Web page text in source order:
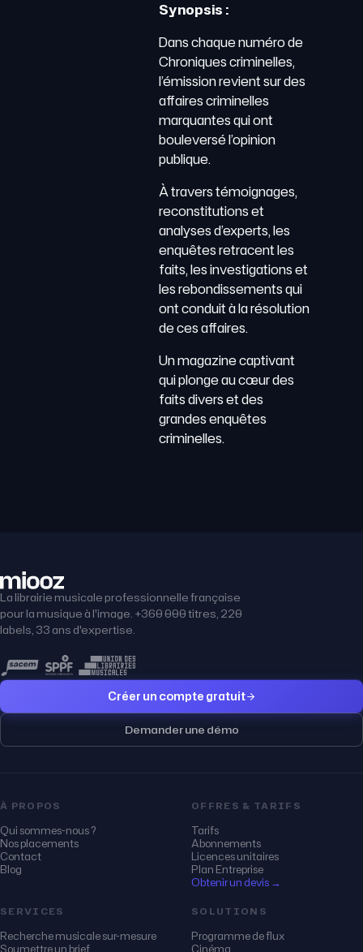
Synopsis :
Dans chaque numéro de
Chroniques criminelles,
l’émission revient sur des
affaires criminelles
marquantes qui ont
bouleversé l’opinion
publique.
À travers témoignages,
reconstitutions et
analyses d’experts, les
enquêtes retracent les
faits, les investigations et
les rebondissements qui
ont conduit à la résolution
de ces affaires.
Un magazine captivant
qui plonge au cœur des
faits divers et des
grandes enquêtes
criminelles.
La librairie musicale professionnelle française
pour la musique à l'image. +360 000 titres, 220
labels, 33 ans d'expertise.
Créer un compte gratuit
Demander une démo
À PROPOS
Qui sommes-nous ?
Nos placements
Contact
Blog
OFFRES & TARIFS
Tarifs
Abonnements
Licences unitaires
Plan Entreprise
Obtenir un devis →
SERVICES
Recherche musicale sur-mesure
Soumettre un brief
SOLUTIONS
Programme de flux
Cinéma